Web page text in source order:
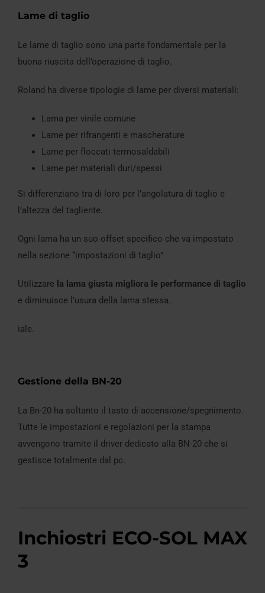
Lame di taglio
Le lame di taglio sono una parte fondamentale per la
buona riuscita dell’operazione di taglio.
Roland ha diverse tipologie di lame per diversi materiali:
Lama per vinile comune
Lame per rifrangenti e mascherature
Lame per floccati termosaldabili
Lame per materiali duri/spessi
Si differenziano tra di loro per l’angolatura di taglio e
l’altezza del tagliente.
Ogni lama ha un suo offset specifico che va impostato
nella sezione “impostazioni di taglio”
Utilizzare la lama giusta migliora le performance di taglio
e diminuisce l’usura della lama stessa.
iale.
Gestione della BN-20
La Bn-20 ha soltanto il tasto di accensione/spegnimento.
Tutte le impostazioni e regolazioni per la stampa
avvengono tramite il driver dedicato alla BN-20 che si
gestisce totalmente dal pc.
Inchiostri ECO-SOL MAX
3